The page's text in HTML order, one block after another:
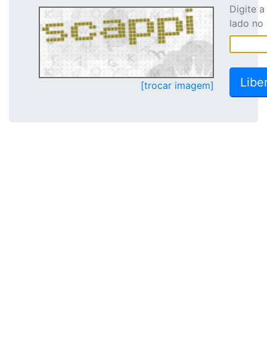
[trocar imagem]
Digite
lado no